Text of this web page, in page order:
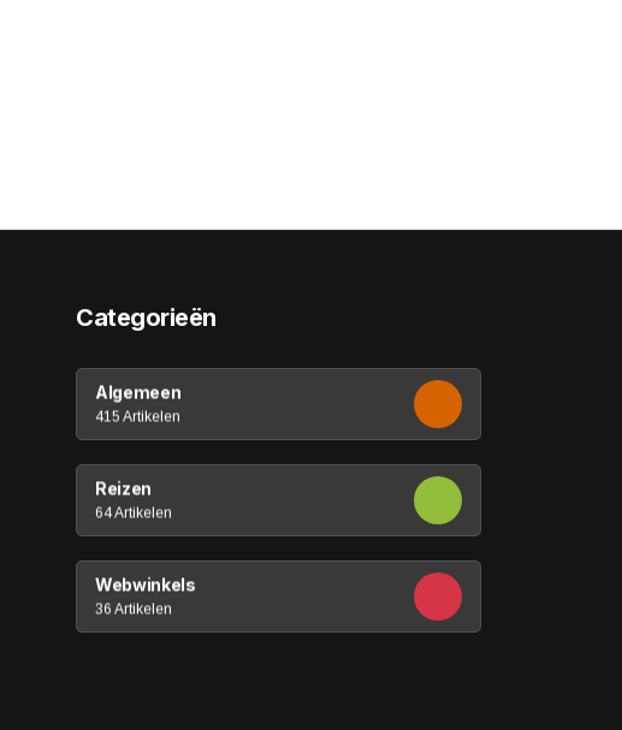
Categorieën
Algemeen
415 Artikelen
Reizen
64 Artikelen
Webwinkels
36 Artikelen